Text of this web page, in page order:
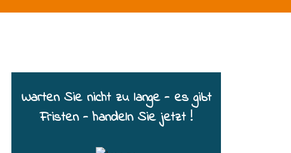
Warten Sie nicht zu lange - es gibt
Fristen - handeln Sie jetzt !